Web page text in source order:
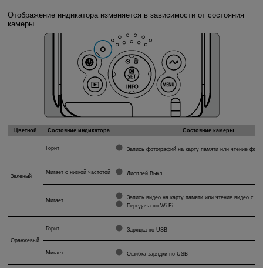
Отображение индикатора изменяется в зависимости от состояния
камеры.
Цветной Состояние индикатора Состояние камеры
Зеленый
Горит Запись фотографий на карту памяти или чтение
Мигает с низкой частотой Дисплей Выкл.
Мигает
Запись видео на карту памяти или чтение видео с
Передача по Wi-Fi
Оранжевый
Горит Зарядка по USB
Мигает Ошибка зарядки по USB